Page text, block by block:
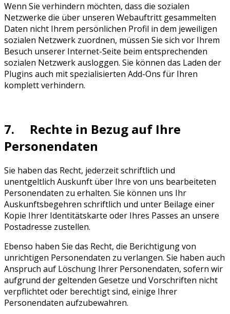
Wenn Sie verhindern möchten, dass die sozialen
Netzwerke die über unseren Webauftritt gesammelten
Daten nicht Ihrem persönlichen Profil in dem jeweiligen
sozialen Netzwerk zuordnen, müssen Sie sich vor Ihrem
Besuch unserer Internet-Seite beim entsprechenden
sozialen Netzwerk ausloggen. Sie können das Laden der
Plugins auch mit spezialisierten Add-Ons für Ihren
komplett verhindern.
7. Rechte in Bezug auf Ihre
Personendaten
Sie haben das Recht, jederzeit schriftlich und
unentgeltlich Auskunft über Ihre von uns bearbeiteten
Personendaten zu erhalten. Sie können uns Ihr
Auskunftsbegehren schriftlich und unter Beilage einer
Kopie Ihrer Identitätskarte oder Ihres Passes an unsere
Postadresse zustellen.
Ebenso haben Sie das Recht, die Berichtigung von
unrichtigen Personendaten zu verlangen. Sie haben auch
Anspruch auf Löschung Ihrer Personendaten, sofern wir
aufgrund der geltenden Gesetze und Vorschriften nicht
verpflichtet oder berechtigt sind, einige Ihrer
Personendaten aufzubewahren.